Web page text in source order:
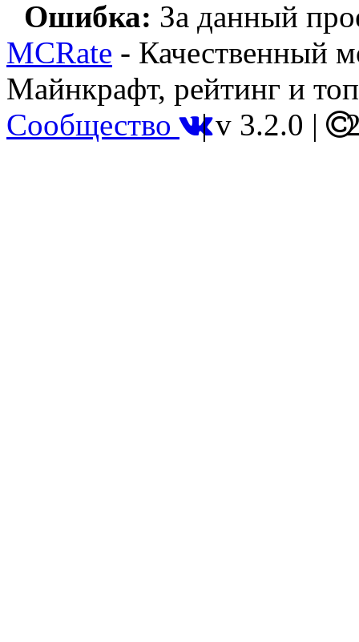
Ошибка: За данный
MCRate - Качественный
Майнкрафт, рейтинг и
Сообщество |v 3.2.0 |